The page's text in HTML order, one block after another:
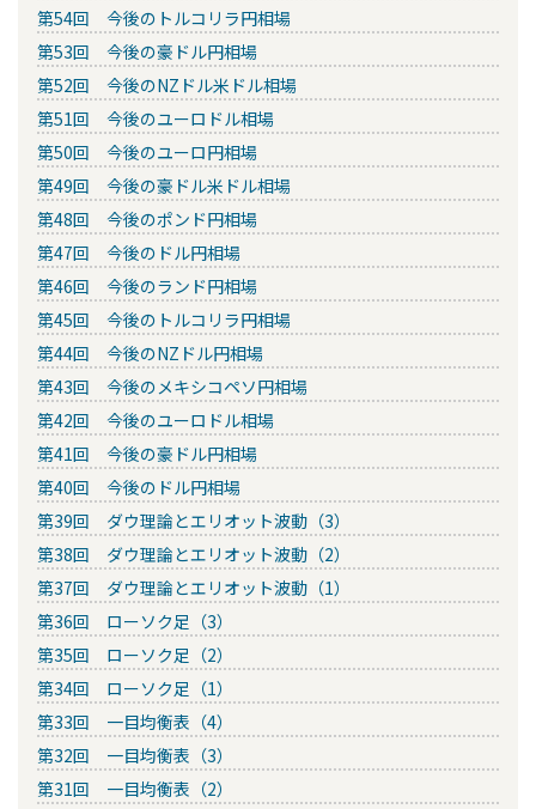
第54回 今後のトルコリラ円相場
第53回 今後の豪ドル円相場
第52回 今後のNZドル米ドル相場
第51回 今後のユーロドル相場
第50回 今後のユーロ円相場
第49回 今後の豪ドル米ドル相場
第48回 今後のポンド円相場
第47回 今後のドル円相場
第46回 今後のランド円相場
第45回 今後のトルコリラ円相場
第44回 今後のNZドル円相場
第43回 今後のメキシコペソ円相場
第42回 今後のユーロドル相場
第41回 今後の豪ドル円相場
第40回 今後のドル円相場
第39回 ダウ理論とエリオット波動（3）
第38回 ダウ理論とエリオット波動（2）
第37回 ダウ理論とエリオット波動（1）
第36回 ローソク足（3）
第35回 ローソク足（2）
第34回 ローソク足（1）
第33回 一目均衡表（4）
第32回 一目均衡表（3）
第31回 一目均衡表（2）